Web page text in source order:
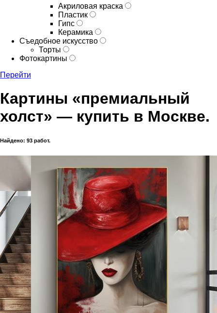
Акриловая краска
Пластик
Гипс
Керамика
Съедобное искусство
Торты
Фотокартины
Перейти
Картины «премиальный
холст» — купить в Москве.
Найдено: 93 работ.